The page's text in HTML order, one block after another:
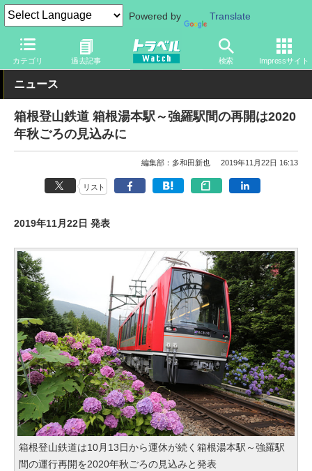
Powered by Translate
カテゴリ 過去記事 検索 Impressサイト
トラベル Watch 地域 国内旅行 関東
ニュース
箱根登山鉄道 箱根湯本駅～強羅駅間の再開は2020
年秋ごろの見込みに
編集部：多和田新也 2019年11月22日 16:13
リスト
2019年11月22日 発表
箱根登山鉄道は10月13日から運休が続く箱根湯本駅～強羅駅
間の運行再開を2020年秋ごろの見込みと発表